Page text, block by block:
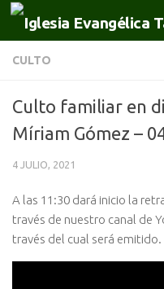
Saltar al contenido
CULTO
Culto familiar en
Míriam Gómez –
4 JULIO, 2021
A las 11:30 dará inicio la
través de nuestro canal de
través del cual será emitido.